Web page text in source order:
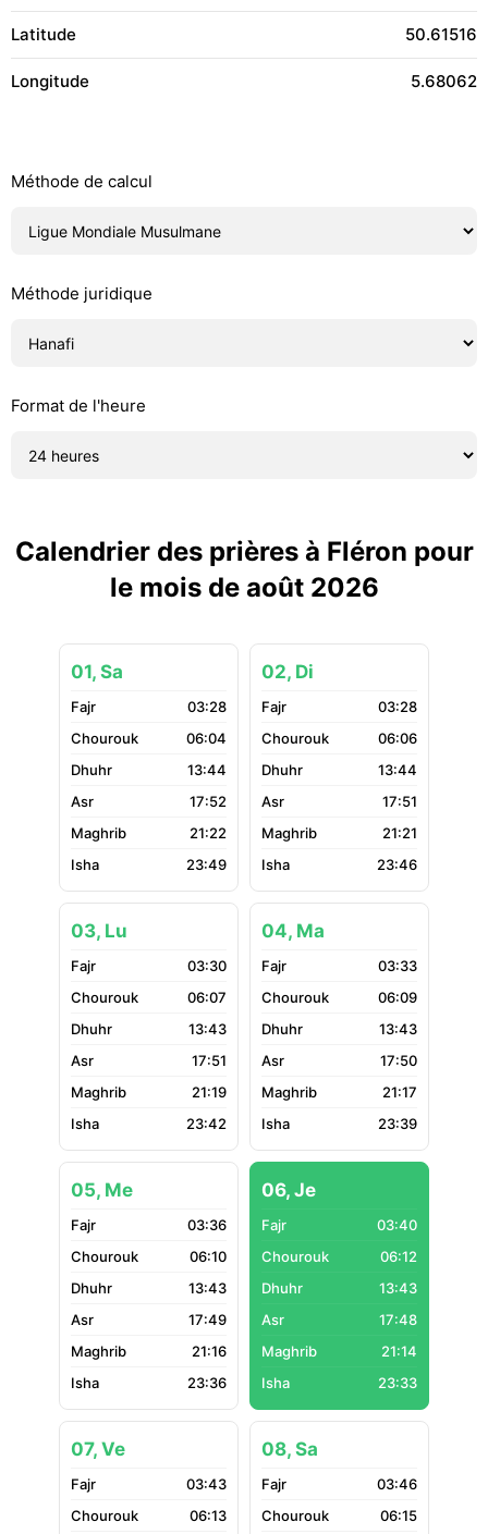
Latitude 50.61516
Longitude 5.68062
Méthode de calcul
Méthode juridique
Format de l'heure
Calendrier des prières à Fléron pour
le mois de août 2026
01, Sa
03:28
06:04
13:44
17:52
21:22
23:49
02, Di
03:28
06:06
13:44
17:51
21:21
23:46
03, Lu
03:30
06:07
13:43
17:51
21:19
23:42
04, Ma
03:33
06:09
13:43
17:50
21:17
23:39
05, Me
03:36
06:10
13:43
17:49
21:16
23:36
06, Je
03:40
06:12
13:43
17:48
21:14
23:33
07, Ve
03:43
06:13
08, Sa
03:46
06:15